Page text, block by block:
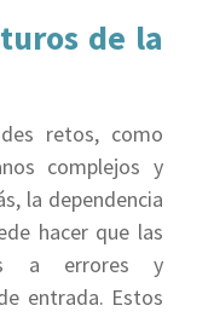
de la
retos, como
complejos y
la dependencia
hacer que las
a errores y
entrada. Estos